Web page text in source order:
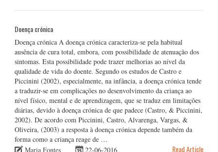
Doença crónica
Doença crónica A doença crónica caracteriza-se pela habitual
ausência de cura total, embora, com possibilidade de atenuação dos
sintomas. Esta possibilidade pode trazer melhorias ao nível da
qualidade de vida do doente. Segundo os estudos de Castro e
Piccinini (2002), especialmente, na infância, a doença crónica tende
a traduzir-se em complicações no desenvolvimento da criança ao
nível físico, mental e de aprendizagem, que se traduz em limitações
diárias, devido à doença crónica de que padece (Castro, & Piccinini,
2002). De acordo com Piccinini, Castro, Alvarenga, Vargas, &
Oliveira, (2003) a resposta à doença crónica depende também da
forma como a criança reage de …
Maria Fontes
22-06-2016 Read Article